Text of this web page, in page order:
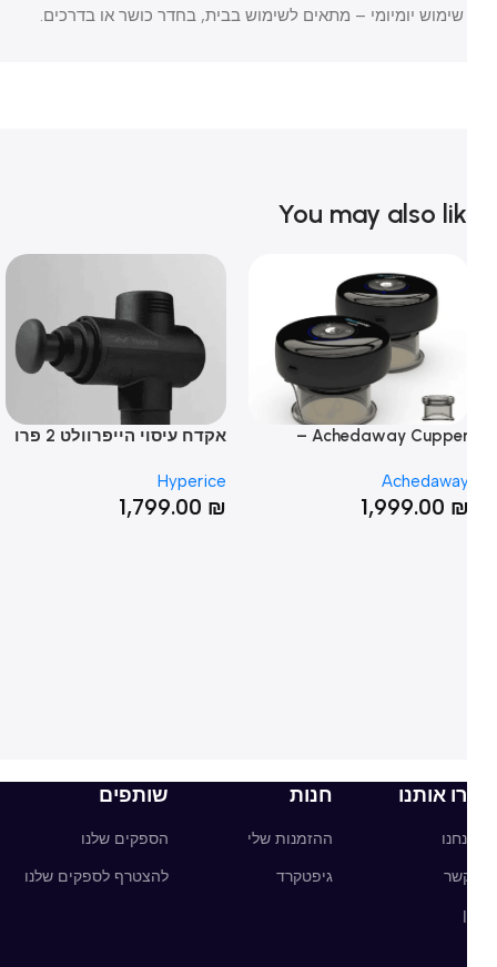
שימוש יומיומי – מתאים לשימוש בבית, בחדר כושר או בדרכים.
You may also
Achedaway Cupper –
ועיסוי עמוק (זוג)
1,999.00
אקדח עיסוי הייפרוולט 2 פרו
Hyperice
1,799.00
אותנו חנות
ההזמנות שלי
גיפטקרד
שותפים
הספקים שלנו
להצטרף לספקים שלנו